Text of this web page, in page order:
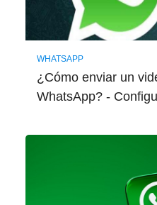
WHATSAPP
¿Cómo enviar un
WhatsApp? -